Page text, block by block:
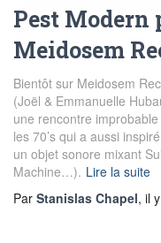
Pest Modern
Meidosem
Bientôt sur Meidosem
(Joël & Emmanuelle
une rencontre
les 70’s qui a aussi
un objet sonore mixant
Machine…). Lire la suite
Par Stanislas Chapel, il